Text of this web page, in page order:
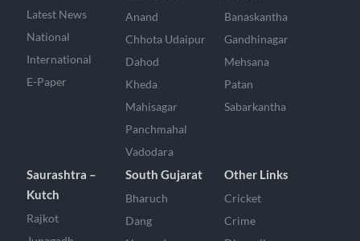
Latest News
National
International
E-Paper
Anand
Chhota Udaipur
Dahod
Kheda
Mahisagar
Panchmahal
Vadodara
Banaskantha
Gandhinagar
Mehsana
Patan
Sabarkantha
Saurashtra –
Kutch
Rajkot
South Gujarat
Bharuch
Dang
Other Links
Cricket
Crime